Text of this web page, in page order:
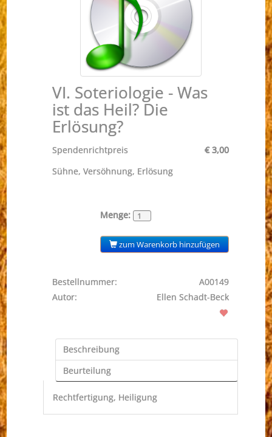
VI. Soteriologie - Was
ist das Heil? Die
Erlösung?
Spendenrichtpreis
€ 3,00
Sühne, Versöhnung, Erlösung
Menge:
zum Warenkorb hinzufügen
Bestellnummer:
A00149
Autor:
Ellen Schadt-Beck
Beschreibung
Beurteilung
Rechtfertigung, Heiligung